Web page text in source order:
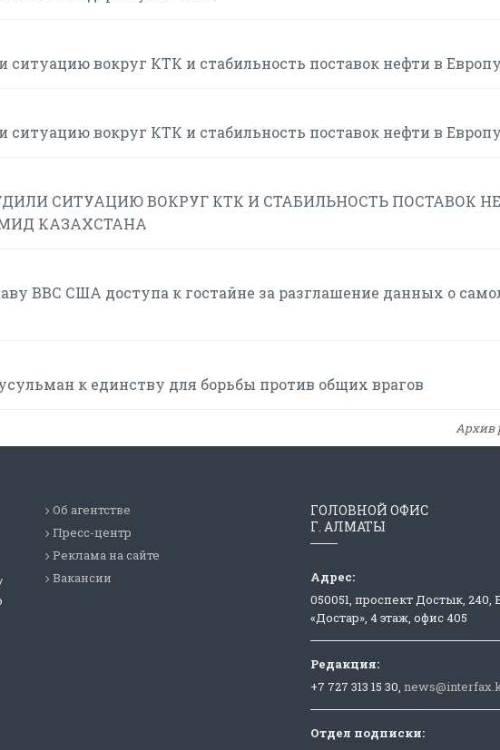
ситуацию вокруг КТК и стабильность поставок нефти в
ситуацию вокруг КТК и стабильность поставок нефти в
СИТУАЦИЮ ВОКРУГ КТК И СТАБИЛЬНОСТЬ ПОСТАВОК
КАЗАХСТАНА
ВВС США доступа к гостайне за разглашение данных о
к единству для борьбы против общих врагов
Архив
Об агентстве
Пресс-центр
Реклама на сайте
Вакансии
ГОЛОВНОЙ ОФИС
Г. АЛМАТЫ
Адрес:
050051, проспект Достык, 240,
«Достар», 4 этаж, офис 405
Редакция:
+7 727 313 15 30,
Отдел подписки: